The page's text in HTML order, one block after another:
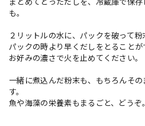
まとめてとっただしを、冷蔵庫で保
も。
２リットルの水に、パックを破って粉
パックの時より早くだしをとることが
お好みの濃さで火を止めてください。
一緒に煮込んだ粉末も、もちろんそ
す。
魚や海藻の栄養素もまるごと、どうぞ